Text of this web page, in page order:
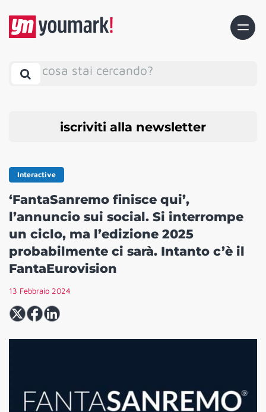
cosa stai cercando?
iscriviti alla newsletter
Interactive
‘FantaSanremo finisce qui’,
l’annuncio sui social. Si interrompe
un ciclo, ma l’edizione 2025
probabilmente ci sarà. Intanto c’è il
FantaEurovision
13 Febbraio 2024